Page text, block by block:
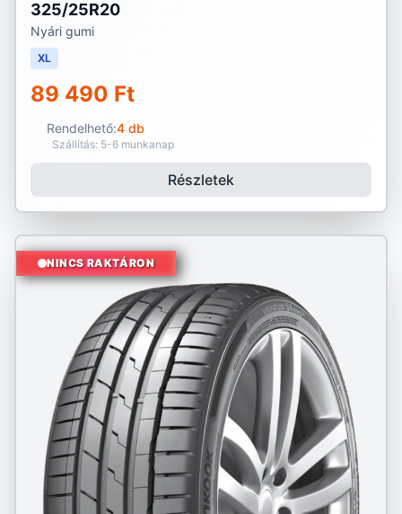
325/25R20
Nyári gumi
XL
89 490 Ft
Rendelhető:4 db
Szállítás: 5-6 munkanap
Részletek
NINCS RAKTÁRON